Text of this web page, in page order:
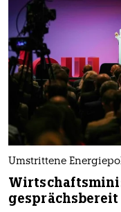
Umstrittene
gesprächsbereit